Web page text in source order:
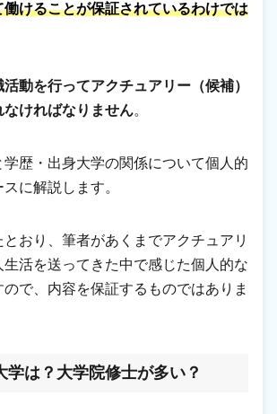
けることが保証されているわけでは
活動を行ってアクチュアリー（候補）
なければなりません。
学歴・出身大学の関係について個人的
に解説します。
とおり、筆者があくまでアクチュアリ
生活を送ってきた中で感じた個人的な
で、内容を保証するものではありま
学は？大学院修士が多い？